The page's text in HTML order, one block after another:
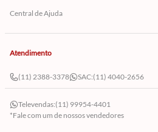
Central de Ajuda
Atendimento
(11) 2388-3378 SAC:(11) 4040-2656
Televendas:(11) 99954-4401
*Fale com um de nossos vendedores